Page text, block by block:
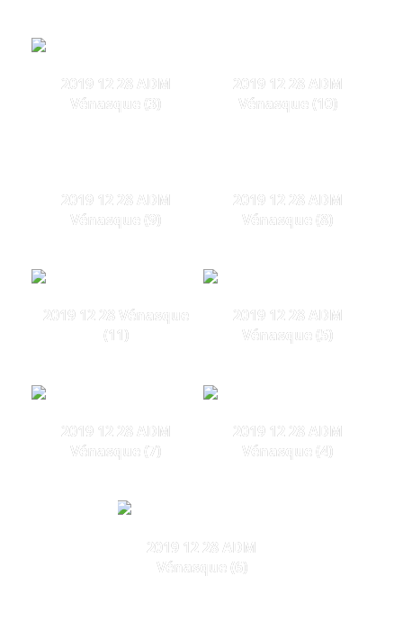
2019 12 28 ADM
Vénasque (3)
2019 12 28 ADM
Vénasque (10)
2019 12 28 ADM
Vénasque (9)
2019 12 28 ADM
Vénasque (8)
2019 12 28 Vénasque
(11)
2019 12 28 ADM
Vénasque (5)
2019 12 28 ADM
Vénasque (7)
2019 12 28 ADM
Vénasque (4)
2019 12 28 ADM
Vénasque (6)